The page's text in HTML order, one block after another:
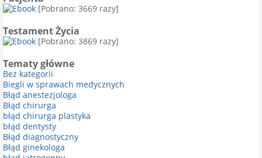
[Pobrano: 3669 razy]
Testament Życia
[Pobrano: 3869 razy]
Tematy główne
Bez kategorii
Biegli w sprawach medycznych
Błąd anestezjologa
Błąd chirurga
błąd chirurga plastyka
błąd dentysty
Błąd diagnostyczny
Błąd ginekologa